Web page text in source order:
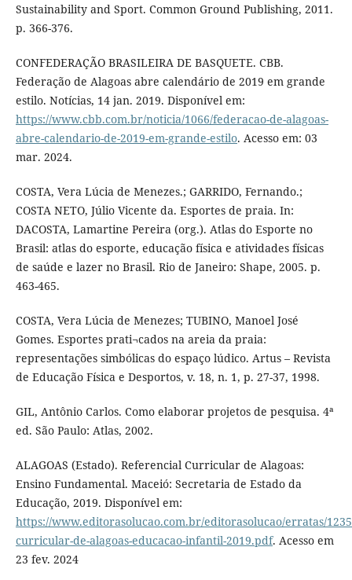
Sustainability and Sport. Common Ground Publishing, 2011.
p. 366-376.
CONFEDERAÇÃO BRASILEIRA DE BASQUETE. CBB.
Federação de Alagoas abre calendário de 2019 em grande
estilo. Notícias, 14 jan. 2019. Disponível em:
https://www.cbb.com.br/noticia/1066/federacao-de-alagoas-
abre-calendario-de-2019-em-grande-estilo. Acesso em: 03
mar. 2024.
COSTA, Vera Lúcia de Menezes.; GARRIDO, Fernando.;
COSTA NETO, Júlio Vicente da. Esportes de praia. In:
DACOSTA, Lamartine Pereira (org.). Atlas do Esporte no
Brasil: atlas do esporte, educação física e atividades físicas
de saúde e lazer no Brasil. Rio de Janeiro: Shape, 2005. p.
463-465.
COSTA, Vera Lúcia de Menezes; TUBINO, Manoel José
Gomes. Esportes prati¬cados na areia da praia:
representações simbólicas do espaço lúdico. Artus – Revista
de Educação Física e Desportos, v. 18, n. 1, p. 27-37, 1998.
GIL, Antônio Carlos. Como elaborar projetos de pesquisa. 4ª
ed. São Paulo: Atlas, 2002.
ALAGOAS (Estado). Referencial Curricular de Alagoas:
Ensino Fundamental. Maceió: Secretaria de Estado da
Educação, 2019. Disponível em:
https://www.editorasolucao.com.br/editorasolucao/erratas/
curricular-de-alagoas-educacao-infantil-2019.pdf. Acesso em
23 fev. 2024